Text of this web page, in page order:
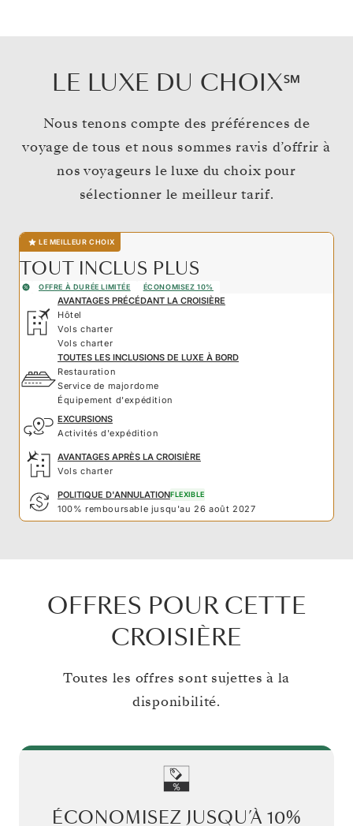
LE LUXE DU CHOIX℠
Nous tenons compte des préférences de
voyage de tous et nous sommes ravis d’offrir à
nos voyageurs le luxe du choix pour
sélectionner le meilleur tarif.
LE MEILLEUR CHOIX
TOUT INCLUS PLUS
OFFRE À DURÉE LIMITÉE ÉCONOMISEZ 10%
AVANTAGES PRÉCÉDANT LA CROISIÈRE
Hôtel
Vols charter
Vols charter
TOUTES LES INCLUSIONS DE LUXE À BORD
Restauration
Service de majordome
Équipement d'expédition
EXCURSIONS
Activités d'expédition
AVANTAGES APRÈS LA CROISIÈRE
Vols charter
POLITIQUE D'ANNULATIONFLEXIBLE
100% remboursable jusqu'au 26 août 2027
OFFRES POUR CETTE
CROISIÈRE
Toutes les offres sont sujettes à la
disponibilité.
ÉCONOMISEZ JUSQU’À 10%